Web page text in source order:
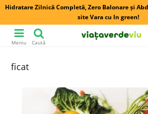
Hidratare Zilnică Completă, Zero Balonare și
site Vara cu In green!
Meniu Caută
ficat